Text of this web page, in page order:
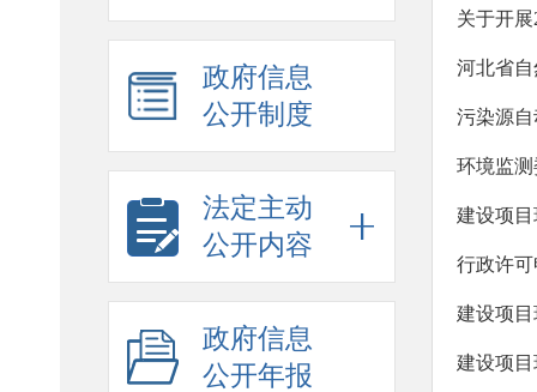
政府信息
公开制度
法定主动
公开内容
政府信息
公开年报
关于开
污染源
环境监
建设项
行政许
建设项
建设项目